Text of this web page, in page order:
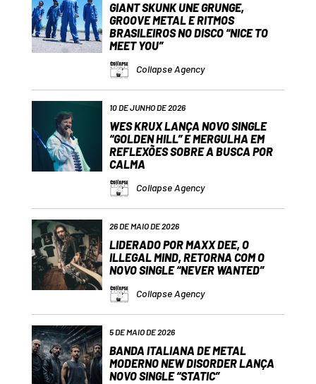
GIANT SKUNK UNE GRUNGE,
GROOVE METAL E RITMOS
BRASILEIROS NO DISCO “NICE TO
MEET YOU”
Collapse Agency
10 DE JUNHO DE 2026
WES KRUX LANÇA NOVO SINGLE
“GOLDEN HILL” E MERGULHA EM
REFLEXÕES SOBRE A BUSCA POR
CALMA
Collapse Agency
26 DE MAIO DE 2026
LIDERADO POR MAXX DEE, O
ILLEGAL MIND, RETORNA COM O
NOVO SINGLE “NEVER WANTED”
Collapse Agency
5 DE MAIO DE 2026
BANDA ITALIANA DE METAL
MODERNO NEW DISORDER LANÇA
NOVO SINGLE “STATIC”